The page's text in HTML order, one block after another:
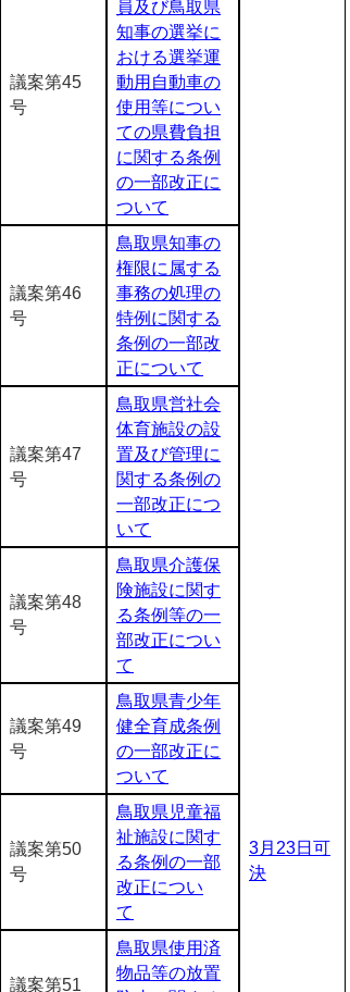
3月23日可
決
議案第45
号
員及び鳥取県
知事の選挙に
おける選挙運
動用自動車の
使用等につい
ての県費負担
に関する条例
の一部改正に
ついて
議案第46
号
鳥取県知事の
権限に属する
事務の処理の
特例に関する
条例の一部改
正について
議案第47
号
鳥取県営社会
体育施設の設
置及び管理に
関する条例の
一部改正につ
いて
議案第48
号
鳥取県介護保
険施設に関す
る条例等の一
部改正につい
て
議案第49
号
鳥取県青少年
健全育成条例
の一部改正に
ついて
議案第50
号
鳥取県児童福
祉施設に関す
る条例の一部
改正につい
て
議案第51
鳥取県使用済
物品等の放置